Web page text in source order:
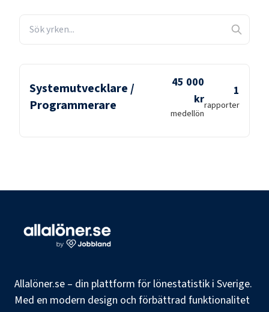
Systemutvecklare /
Programmerare
45 000
kr
medellön
1
rapporter
Allalöner.se – din plattform för lönestatistik i Sverige.
Med en modern design och förbättrad funktionalitet